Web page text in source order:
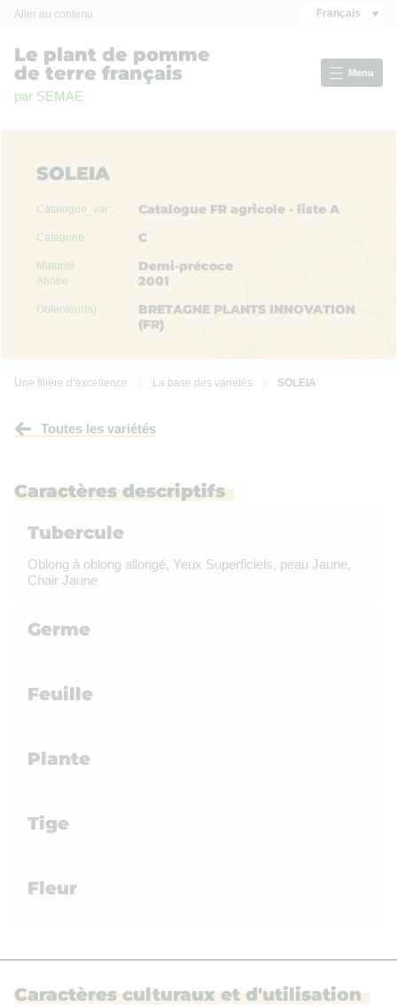
Panneau de gestion des cookies
Aller au contenu Français
Le plant de pomme
de terre français
par SEMAE
Menu
SOLEIA
Catalogue_var : Catalogue FR agricole - liste A
Catégorie : C
Maturité : Demi-précoce
Année : 2001
Obtenteur(s) :
BRETAGNE PLANTS INNOVATION
(FR)
Une filière d’excellence La base des variétés SOLEIA
Toutes les variétés
Caractères descriptifs
Tubercule
Oblong à oblong allongé, Yeux Superficiels, peau Jaune,
Chair Jaune
Germe
Feuille
Plante
Tige
Fleur
Caractères culturaux et d'utilisation